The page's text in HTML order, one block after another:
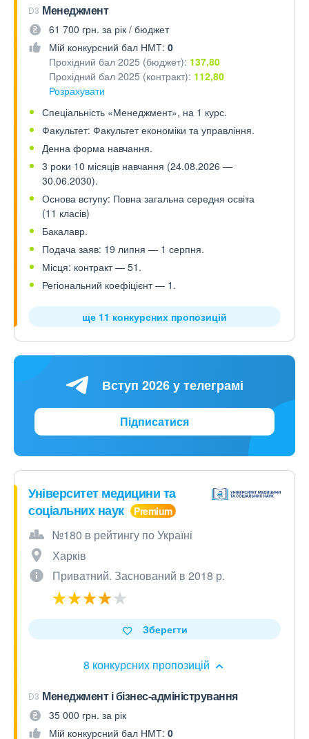
D3 Менеджмент
61 700 грн. за рік / бюджет
Мій конкурсний бал НМТ: 0
Прохідний бал 2025 (бюджет): 137,80
Прохідний бал 2025 (контракт): 112,80
Розрахувати
Спеціальність «Менеджмент», на 1 курс.
Факультет: Факультет економіки та управління.
Денна форма навчання.
3 роки 10 місяців навчання (24.08.2026 —
30.06.2030).
Основа вступу: Повна загальна середня освіта
(11 класів)
Бакалавр.
Подача заяв: 19 липня — 1 серпня.
Місця: контракт — 51.
Регіональний коефіцієнт — 1.
ще 11 конкурсних пропозицій
Вступ 2026 у телеграмі
Підписатися
Університет медицини та
соціальних наук
№180 в рейтингу по Україні
Харків
Приватний. Заснований в 2018 р.
8 конкурсних пропозицій
Зберегти
D3 Менеджмент і бізнес-адміністрування
35 000 грн. за рік
Мій конкурсний бал НМТ: 0